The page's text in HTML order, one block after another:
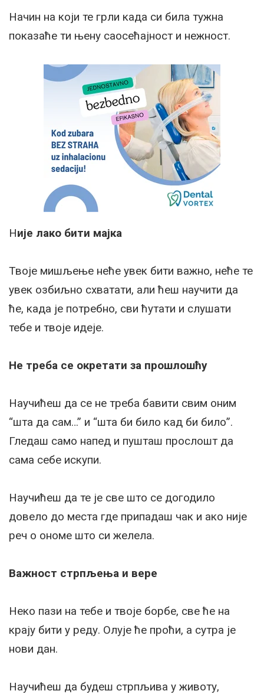
Начин на који те грли када си била тужна
показаће ти њену саосећајност и нежност.
Није лако бити мајка
Твоје мишљење неће увек бити важно, неће те
увек озбиљно схватати, али ћеш научити да
ће, када је потребно, сви ћутати и слушати
тебе и твоје идеје.
Не треба се окретати за прошлошћу
Научићеш да се не треба бавити свим оним
“шта да сам…” и “шта би било кад би било”.
Гледаш само напед и пушташ прослошт да
сама себе искупи.
Научићеш да те је све што се догодило
довело до места где припадаш чак и ако није
реч о ономе што си желела.
Важност стрпљења и вере
Неко пази на тебе и твоје борбе, све ће на
крају бити у реду. Олује ће проћи, а сутра је
нови дан.
Научићеш да будеш стрпљива у животу,